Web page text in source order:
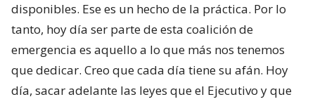
disponibles. Ese es un hecho de la práctica. Por lo
tanto, hoy día ser parte de esta coalición de
emergencia es aquello a lo que más nos tenemos
que dedicar. Creo que cada día tiene su afán. Hoy
día, sacar adelante las leyes que el Ejecutivo y que